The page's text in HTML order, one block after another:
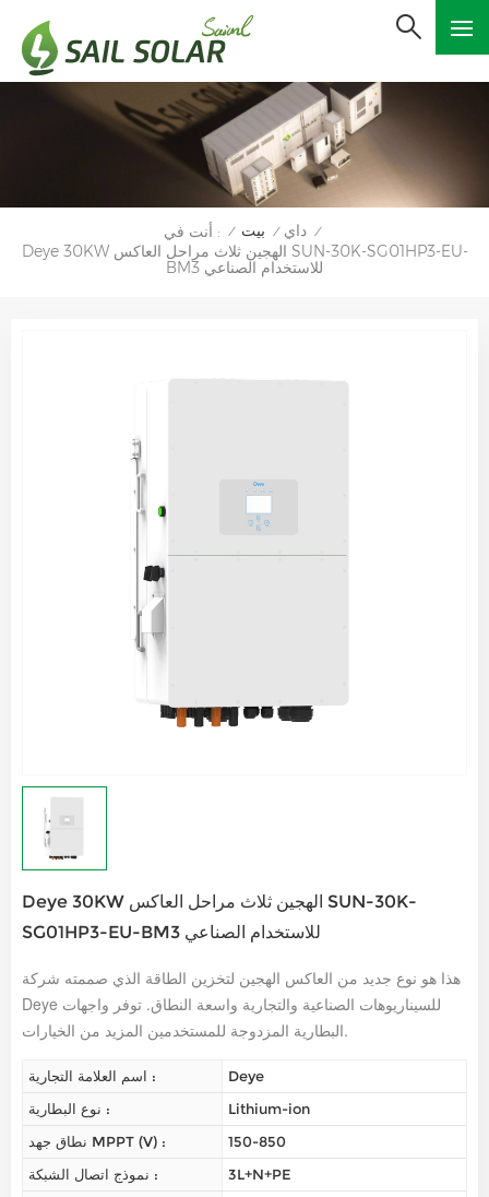
أنت في : / بيت / داي /
Deye 30KW الهجين ثلاث مراحل العاكس SUN-30K-SG01HP3-EU-
BM3 للاستخدام الصناعي
Deye 30KW الهجين ثلاث مراحل العاكس SUN-30K-
SG01HP3-EU-BM3 للاستخدام الصناعي
هذا هو نوع جديد من العاكس الهجين لتخزين الطاقة الذي صممته شركة
Deye للسيناريوهات الصناعية والتجارية واسعة النطاق. توفر واجهات
البطارية المزدوجة للمستخدمين المزيد من الخيارات.
اسم العلامة التجارية :
Deye
نوع البطارية :
Lithium-ion
نطاق جهد MPPT (V) :
150-850
نموذج اتصال الشبكة :
3L+N+PE